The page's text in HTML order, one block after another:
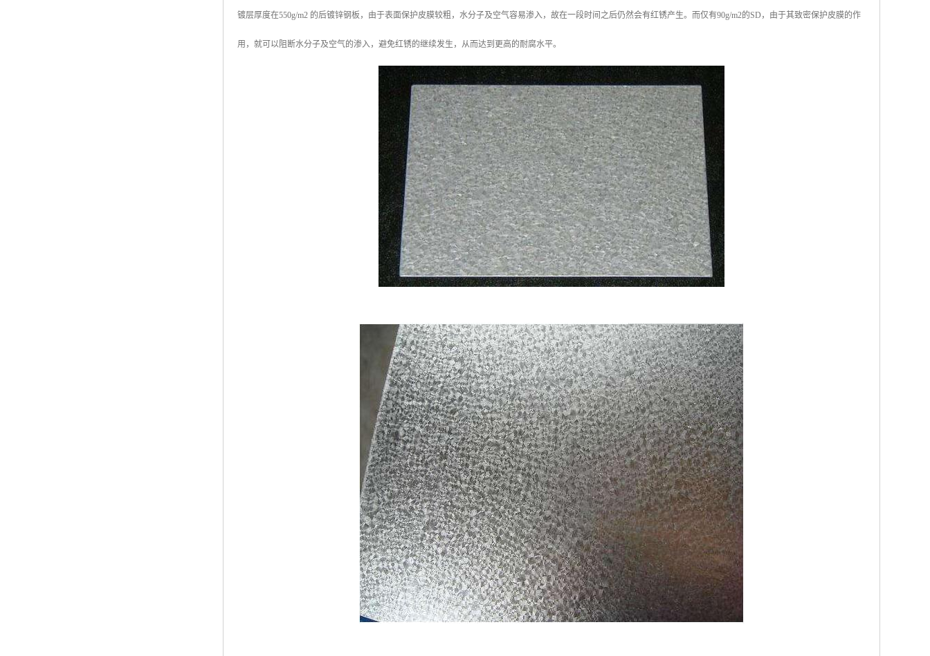
镀层厚度在550g/m2 的后镀锌钢板，由于表面保护皮膜较粗，水分子及空气容易渗入，故在一段时间之后仍然会有红锈产生。而仅有90g/m2的SD，由于其致密保护皮膜的作
用，就可以阻断水分子及空气的渗入，避免红锈的继续发生，从而达到更高的耐腐水平。